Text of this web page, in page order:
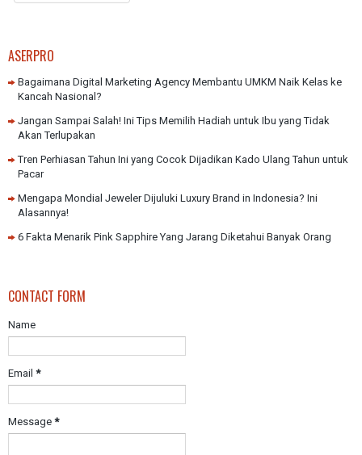
ASERPRO
Bagaimana Digital Marketing Agency Membantu UMKM Naik Kelas ke
Kancah Nasional?
Jangan Sampai Salah! Ini Tips Memilih Hadiah untuk Ibu yang Tidak
Akan Terlupakan
Tren Perhiasan Tahun Ini yang Cocok Dijadikan Kado Ulang Tahun untuk
Pacar
Mengapa Mondial Jeweler Dijuluki Luxury Brand in Indonesia? Ini
Alasannya!
6 Fakta Menarik Pink Sapphire Yang Jarang Diketahui Banyak Orang
CONTACT FORM
Name
Email *
Message *